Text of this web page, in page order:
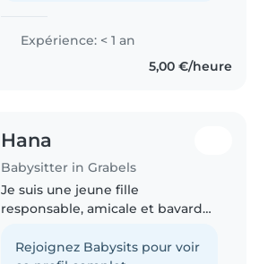
Expérience: < 1 an
5,00 €/heure
Hana
Babysitter in Grabels
Je suis une jeune fille
responsable, amicale et bavarde,
enfant. Actuellement en
Rejoignez Babysits pour voir